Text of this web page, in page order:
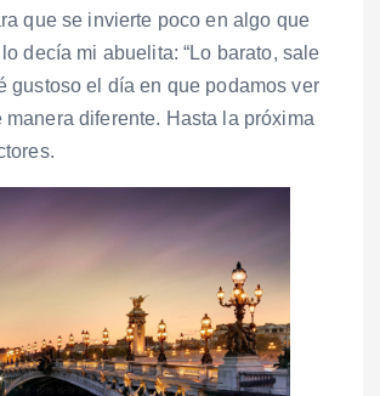
que se invierte poco en algo que
decía mi abuelita: “Lo barato, sale
gustoso el día en que podamos ver
manera diferente. Hasta la próxima